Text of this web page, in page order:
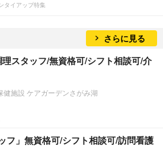
タイアップ特集
さらに見る
理スタッフ/無資格可/シフト相談可/介
施設 ケアガーデンさがみ湖
フ」無資格可/シフト相談可/訪問看護